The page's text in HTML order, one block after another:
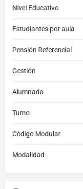
Nivel Educativo
Estudiantes por aula
Pensión Referencial
Gestión
Alumnado
Turno
Código Modular
Modalidad